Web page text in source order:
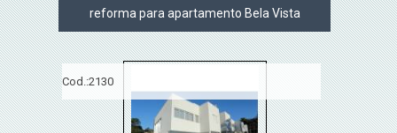
reforma para apartamento Bela Vista
Cod.:2130